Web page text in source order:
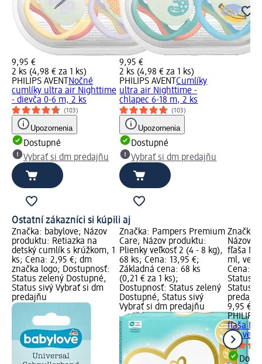
9,95 €
2 ks (4,98 € za 1 ks)
PHILIPS AVENT
Nočné
cumlíky ultra air Nighttime
- dievča 0-6 m, 2 ks
(103)
Upozornenia
Dostupné
Vybrať si dm predajňu
9,95 €
2 ks (4,98 € za 1 ks)
PHILIPS AVENTCumlíky
ultra air Nighttime -
chlapec 6-18 m, 2 ks
(103)
Upozornenia
Dostupné
Vybrať si dm predajňu
Ostatní zákazníci si kúpili aj
Značka: babylove; Názov
produktu: Retiazka na
detský cumlík s krúžkom, 1
ks; Cena: 2,95 €; dm
značka logo; Dostupnosť:
Status zelený Dostupné,
Status sivý Vybrať si dm
predajňu
Značka: Pampers Premium
Care; Názov produktu:
Plienky veľkosť 2 (4 - 8 kg),
68 ks; Cena: 13,95 €;
Základná cena: 68 ks
(0,21 € za 1 ks);
Dostupnosť: Status zelený
Dostupné, Status sivý
Vybrať si dm predajňu
Značka:
Názov
fľaša
ml, veľ.
Cena:
Status
Status
predajňu
9,95 €
PHILIPS
fľaša
ml, veľ.